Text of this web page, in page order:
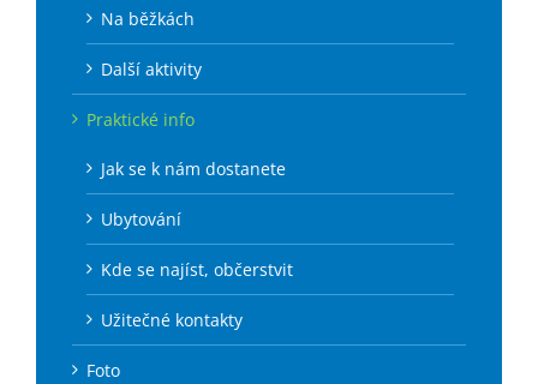
Na běžkách
Další aktivity
Praktické info
Jak se k nám dostanete
Ubytování
Kde se najíst, občerstvit
Užitečné kontakty
Foto